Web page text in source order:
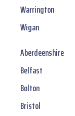
Warrington
Wigan
Aberdeenshire
Belfast
Bolton
Bristol